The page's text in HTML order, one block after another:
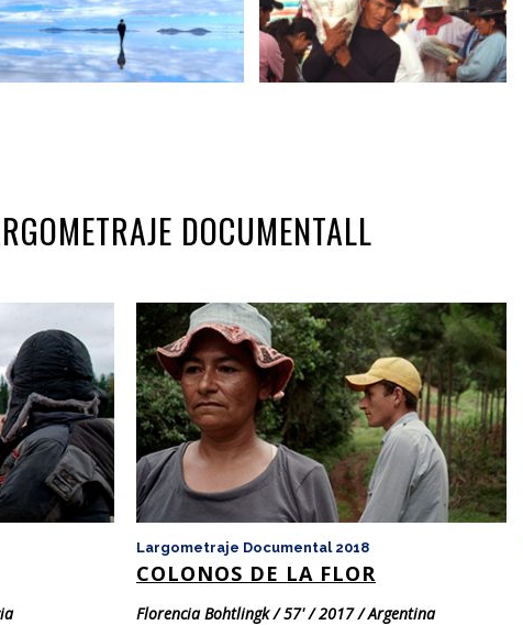
DOCUMENTALL
Largometraje Documental 2018
COLONOS DE LA FLOR
Florencia Bohtlingk / 57' / 2017 / Argentina